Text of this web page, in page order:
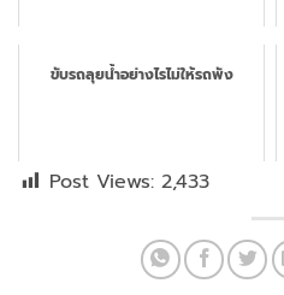
ขับรถลุยน้ำอย่างไรไม่ให้รถพัง
Post Views: 2,433